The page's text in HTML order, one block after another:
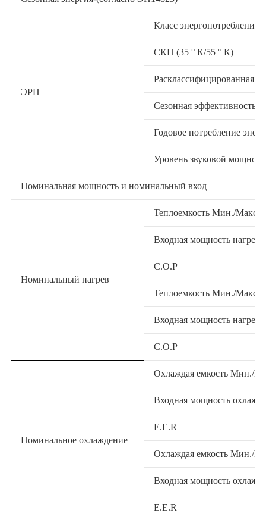
ЭРП
Класс
СКП (35 ° К/55 ° К)
Расклассифицированная
Сезонная эффективность
Годовое потребление
Уровень звуковой
Номинальная мощность и номинальный вход
Номинальный нагрев
Теплоемкость Мин./Макс
Входная мощность
C.O.P
Теплоемкость Мин./Макс
Входная мощность
C.O.P
Номинальное охлаждение
Охлаждая емкость Мин./
Входная мощность
E.E.R
Охлаждая емкость Мин./
Входная мощность
E.E.R